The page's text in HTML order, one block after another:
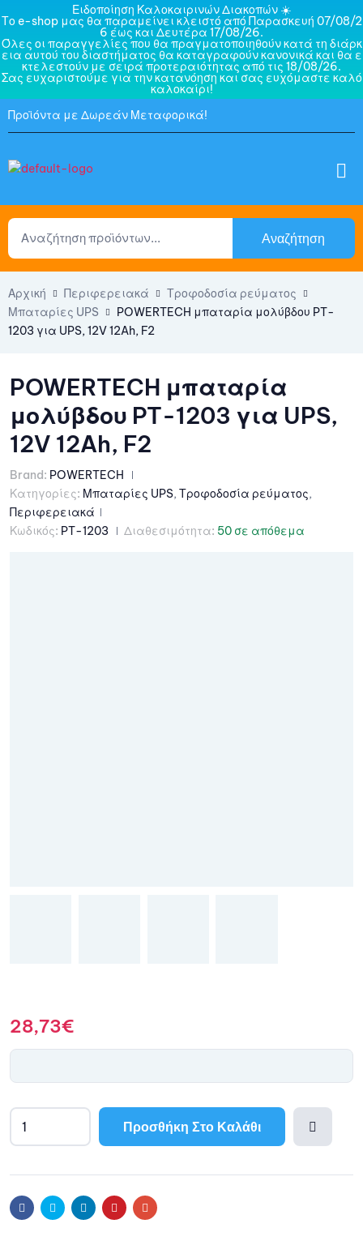
Ειδοποίηση Καλοκαιρινών Διακοπών ☀️
Το e-shop μας θα παραμείνει κλειστό από Παρασκευή 07/08/2
6 έως και Δευτέρα 17/08/26.
Όλες οι παραγγελίες που θα πραγματοποιηθούν κατά τη διάρκ
εια αυτού του διαστήματος θα καταγραφούν κανονικά και θα ε
κτελεστούν με σειρά προτεραιότητας από τις 18/08/26.
Σας ευχαριστούμε για την κατανόηση και σας ευχόμαστε καλό
καλοκαίρι!
Προϊόντα με Δωρεάν Μεταφορικά!
Αναζήτηση
Αρχική Περιφερειακά
Τροφοδοσία ρεύματος
Μπαταρίες UPS
POWERTECH μπαταρία μολύβδου PT-
1203 για UPS, 12V 12Ah, F2
POWERTECH μπαταρία
μολύβδου PT-1203 για UPS,
12V 12Ah, F2
Brand: POWERTECH
Κατηγορίες: Μπαταρίες UPS, Τροφοδοσία ρεύματος,
Περιφερειακά
Κωδικός: PT-1203 Διαθεσιμότητα: 50 σε απόθεμα
28,73€
Προσθήκη Στο Καλάθι
FacebookTwitter LinkedinPinterestEmail